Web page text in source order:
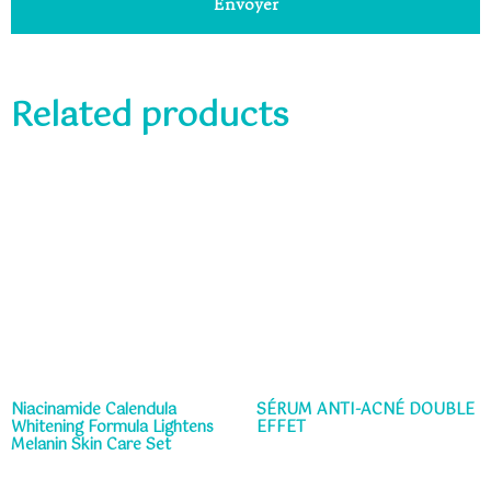
Envoyer
Related products
Niacinamide Calendula
Whitening Formula Lightens
Melanin Skin Care Set
SÉRUM ANTI-ACNÉ DOUBLE
EFFET